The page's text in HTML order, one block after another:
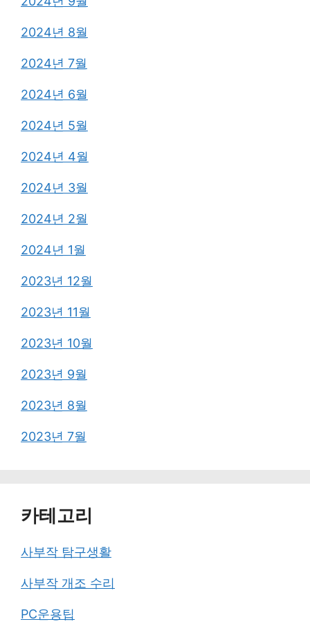
2024년 8월
2024년 7월
2024년 6월
2024년 5월
2024년 4월
2024년 3월
2024년 2월
2024년 1월
2023년 12월
2023년 11월
2023년 10월
2023년 9월
2023년 8월
2023년 7월
카테고리
사부작 탐구생활
사부작 개조 수리
PC운용팁